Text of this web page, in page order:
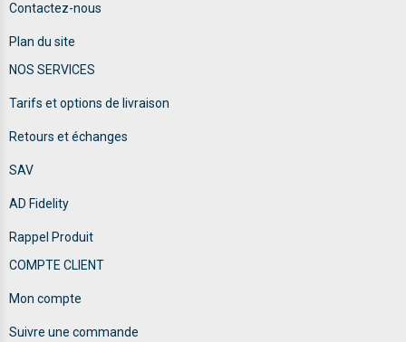
Contactez-nous
Plan du site
NOS SERVICES
Tarifs et options de livraison
Retours et échanges
SAV
AD Fidelity
Rappel Produit
COMPTE CLIENT
Mon compte
Suivre une commande